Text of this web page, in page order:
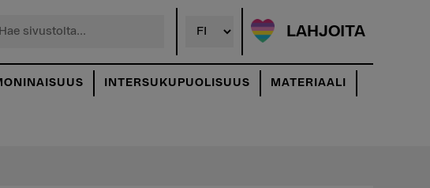
LAHJOITA
INTERSUKUPUOLISUUS MATERIAALI